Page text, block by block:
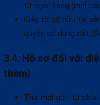
từ ngân hàng (mới
Giấy tờ sở hữu tài
quyền sử dụng đất
3.4. Hồ sơ đối với
thêm)
Thư mời gốc từ phía